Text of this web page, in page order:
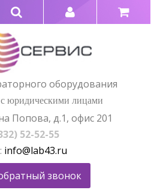
оборудования
с юридическими лицами
Попова, д.1, офис 201
52-52-55
info@lab43.ru
звонок